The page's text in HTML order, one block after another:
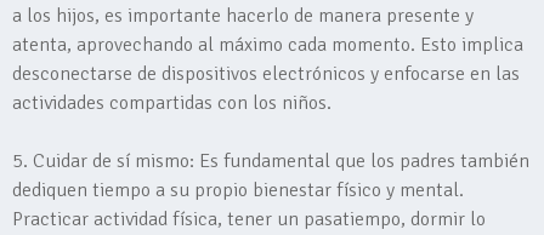
a los hijos, es importante hacerlo de manera presente y
atenta, aprovechando al máximo cada momento. Esto implica
desconectarse de dispositivos electrónicos y enfocarse en las
actividades compartidas con los niños.
5. Cuidar de sí mismo: Es fundamental que los padres también
dediquen tiempo a su propio bienestar físico y mental.
Practicar actividad física, tener un pasatiempo, dormir lo